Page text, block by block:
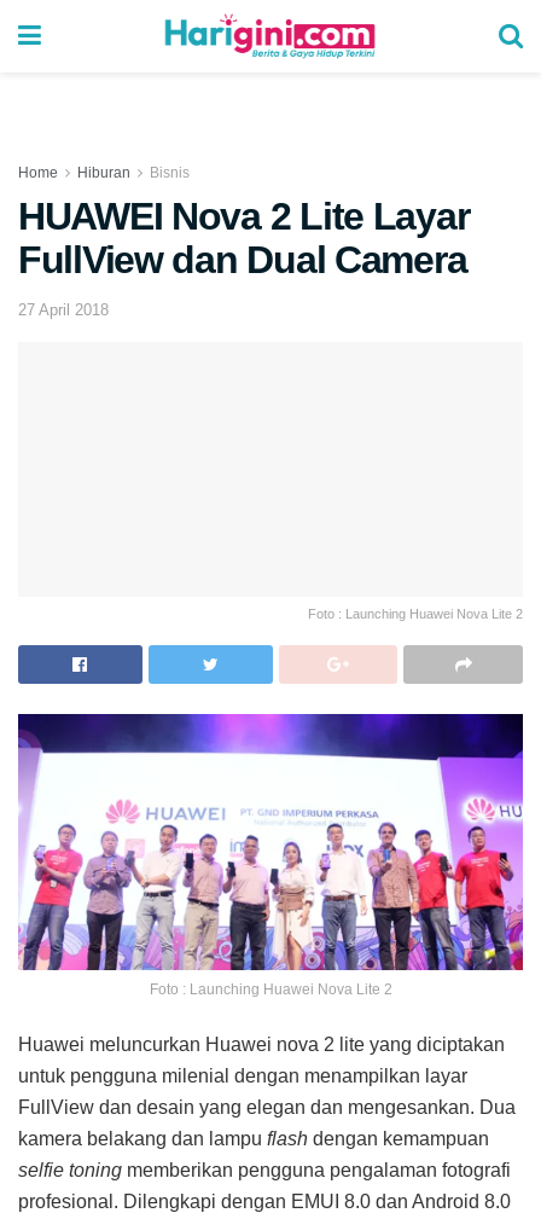
Home Hiburan Bisnis
HUAWEI Nova 2 Lite Layar
FullView dan Dual Camera
27 April 2018
Foto : Launching Huawei Nova Lite 2
Foto : Launching Huawei Nova Lite 2
Huawei meluncurkan Huawei nova 2 lite yang diciptakan
untuk pengguna milenial dengan menampilkan layar
FullView dan desain yang elegan dan mengesankan. Dua
kamera belakang dan lampu flash dengan kemampuan
selfie toning memberikan pengguna pengalaman fotografi
profesional. Dilengkapi dengan EMUI 8.0 dan Android 8.0